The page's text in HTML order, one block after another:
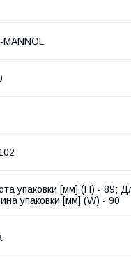
упаковки [мм] (H) - 89;
упаковки [мм] (W) - 90